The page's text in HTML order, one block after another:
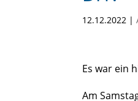
12.12.2022 |
Es war ein
Am